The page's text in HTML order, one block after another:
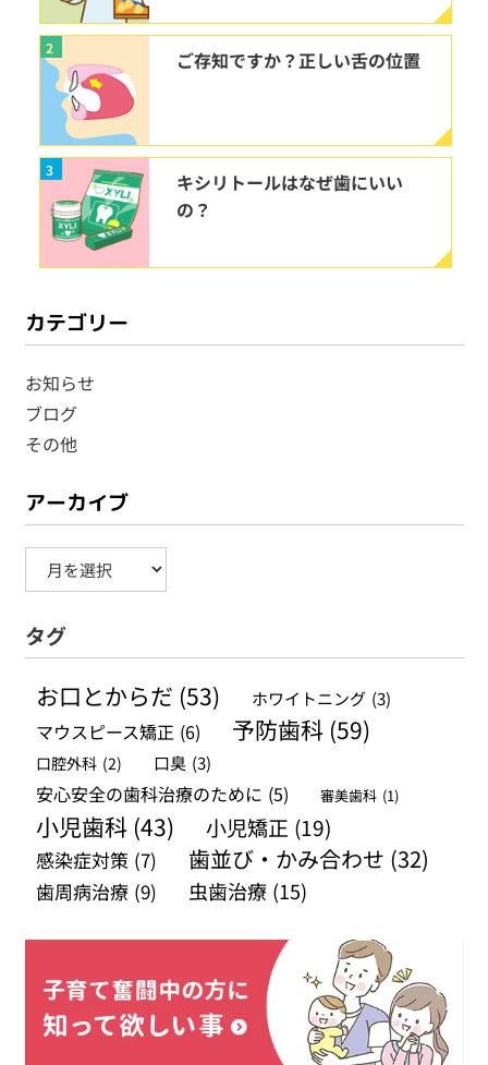
2 ご存知ですか？正しい舌の位置
3
キシリトールはなぜ歯にいい
の？
カテゴリー
お知らせ
ブログ
その他
アーカイブ
ー
カ
ブ
タグ
お口とからだ (53) ホワイトニング (3)
マウスピース矯正 (6) 予防歯科 (59)
口腔外科 (2) 口臭 (3)
安心安全の歯科治療のために (5) 審美歯科 (1)
小児歯科 (43) 小児矯正 (19)
感染症対策 (7) 歯並び・かみ合わせ (32)
歯周病治療 (9) 虫歯治療 (15)